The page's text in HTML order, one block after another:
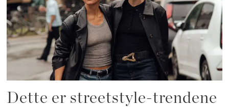
Dette er streetstyle-trendene